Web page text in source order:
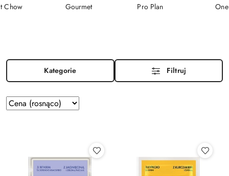
Chow Gourmet Pro Plan One
Kategorie Filtruj
Zastosowano
sortowanie:
Sortuj
według